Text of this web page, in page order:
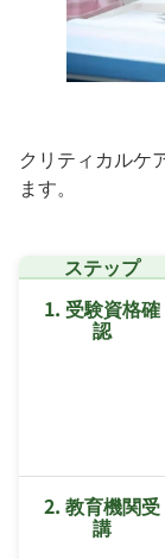
クリティカルケ
ます。
ステップ
1. 受験資格確
認
2. 教育機関受
講